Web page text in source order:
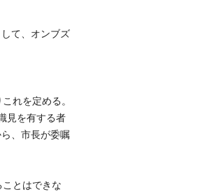
て、オンブズ
れを定める。
見を有する者
、市長が委嘱
とはできな